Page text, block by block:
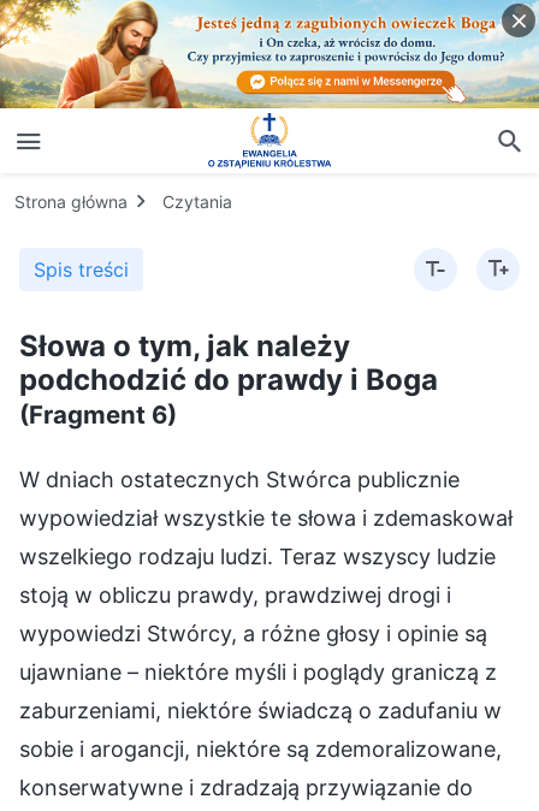
Strona główna Czytania
Spis treści
Słowa o tym, jak należy
podchodzić do prawdy i Boga
(Fragment 6)
W dniach ostatecznych Stwórca publicznie
wypowiedział wszystkie te słowa i zdemaskował
wszelkiego rodzaju ludzi. Teraz wszyscy ludzie
stoją w obliczu prawdy, prawdziwej drogi i
wypowiedzi Stwórcy, a różne głosy i opinie są
ujawniane – niektóre myśli i poglądy graniczą z
zaburzeniami, niektóre świadczą o zadufaniu w
sobie i arogancji, niektóre są zdemoralizowane,
konserwatywne i zdradzają przywiązanie do